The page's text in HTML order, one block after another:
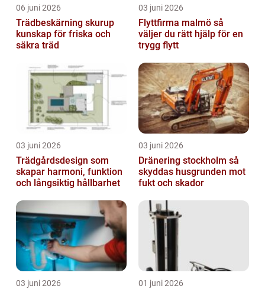
06 juni 2026
Trädbeskärning skurup
kunskap för friska och
säkra träd
03 juni 2026
Flyttfirma malmö så
väljer du rätt hjälp för en
trygg flytt
03 juni 2026
Trädgårdsdesign som
skapar harmoni, funktion
och långsiktig hållbarhet
03 juni 2026
Dränering stockholm så
skyddas husgrunden mot
fukt och skador
03 juni 2026 01 juni 2026